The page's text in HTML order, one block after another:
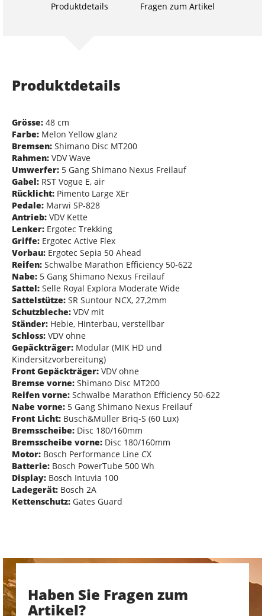
Produktdetails Fragen zum Artikel
Produktdetails
Grösse: 48 cm
Farbe: Melon Yellow glanz
Bremsen: Shimano Disc MT200
Rahmen: VDV Wave
Umwerfer: 5 Gang Shimano Nexus Freilauf
Gabel: RST Vogue E, air
Rücklicht: Pimento Large XEr
Pedale: Marwi SP-828
Antrieb: VDV Kette
Lenker: Ergotec Trekking
Griffe: Ergotec Active Flex
Vorbau: Ergotec Sepia 50 Ahead
Reifen: Schwalbe Marathon Efficiency 50-622
Nabe: 5 Gang Shimano Nexus Freilauf
Sattel: Selle Royal Explora Moderate Wide
Sattelstütze: SR Suntour NCX, 27,2mm
Schutzbleche: VDV mit
Ständer: Hebie, Hinterbau, verstellbar
Schloss: VDV ohne
Gepäckträger: Modular (MIK HD und
Kindersitzvorbereitung)
Front Gepäckträger: VDV ohne
Bremse vorne: Shimano Disc MT200
Reifen vorne: Schwalbe Marathon Efficiency 50-622
Nabe vorne: 5 Gang Shimano Nexus Freilauf
Front Licht: Busch&Müller Briq-S (60 Lux)
Bremsscheibe: Disc 180/160mm
Bremsscheibe vorne: Disc 180/160mm
Motor: Bosch Performance Line CX
Batterie: Bosch PowerTube 500 Wh
Display: Bosch Intuvia 100
Ladegerät: Bosch 2A
Kettenschutz: Gates Guard
Haben Sie Fragen zum
Artikel?